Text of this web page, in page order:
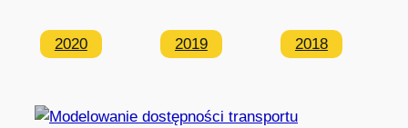
2020 2019 2018